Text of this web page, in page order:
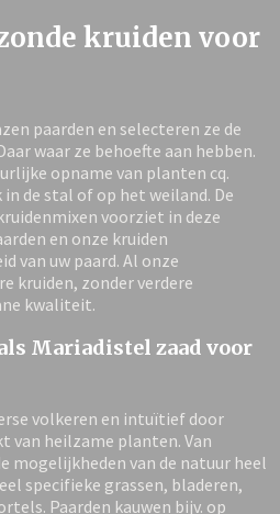
kruiden voor
paarden en selecteren ze de
waar ze behoefte aan hebben.
opname van planten cq.
de stal of op het weiland. De
voorziet in deze
en onze kruiden
van uw paard. Al onze
kruiden, zonder verdere
kwaliteit.
Mariadistel zaad voor
volkeren en intuïtief door
van heilzame planten. Van
mogelijkheden van de natuur heel
specifieke grassen, bladeren,
Paarden kauwen bijv. op